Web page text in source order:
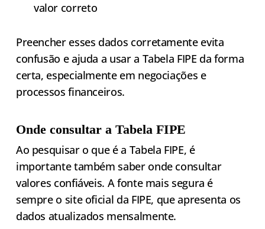
valor correto
Preencher esses dados corretamente evita
confusão e ajuda a usar a Tabela FIPE da forma
certa, especialmente em negociações e
processos financeiros.
Onde consultar a Tabela FIPE
Ao pesquisar o que é a Tabela FIPE, é
importante também saber onde consultar
valores confiáveis. A fonte mais segura é
sempre o site oficial da FIPE, que apresenta os
dados atualizados mensalmente.